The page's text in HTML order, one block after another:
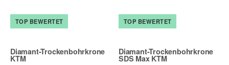
TOP BEWERTET
Diamant-Trockenbohrkrone
KTM
TOP BEWERTET
Diamant-Trockenbohrkrone
SDS Max KTM